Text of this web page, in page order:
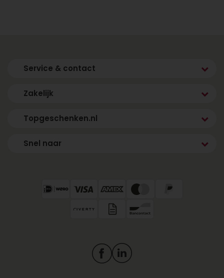
Service & contact
Zakelijk
Topgeschenken.nl
Snel naar